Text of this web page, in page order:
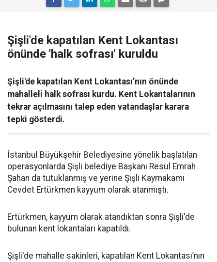
Şişli'de kapatılan Kent Lokantası
önünde 'halk sofrası' kuruldu
Şişli'de kapatılan Kent Lokantası’nın önünde
mahalleli halk sofrası kurdu. Kent Lokantalarının
tekrar açılmasını talep eden vatandaşlar karara
tepki gösterdi.
İstanbul Büyükşehir Belediyesine yönelik başlatılan
operasyonlarda Şişli belediye Başkanı Resul Emrah
Şahan da tutuklanmış ve yerine Şişli Kaymakamı
Cevdet Ertürkmen kayyum olarak atanmıştı.
Ertürkmen, kayyum olarak atandıktan sonra Şişli'de
bulunan kent lokantaları kapatıldı.
Şişli'de mahalle sakinleri, kapatılan Kent Lokantası’nın